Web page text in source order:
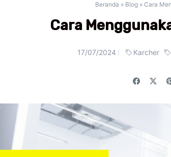
Beranda » Blog » Cara
Cara
17/07/2024 Karcher